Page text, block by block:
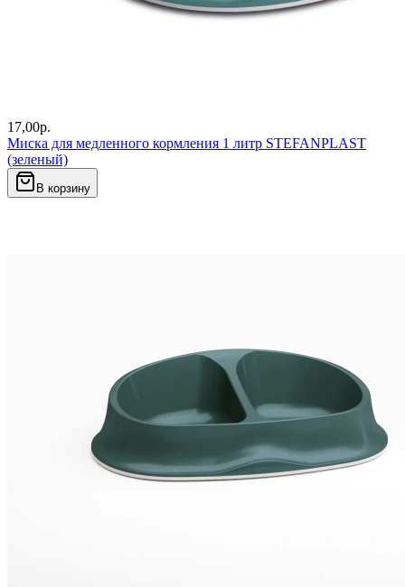
17,00р.
Миска для медленного кормления 1 литр STEFANPLAST
(зеленый)
В корзину